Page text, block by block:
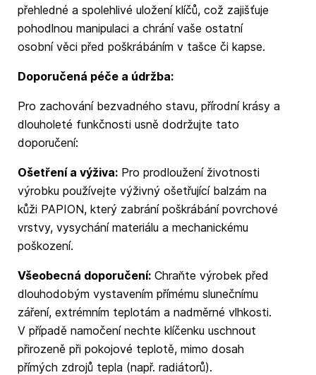
přehledné a spolehlivé uložení klíčů, což zajišťuje
pohodlnou manipulaci a chrání vaše ostatní
osobní věci před poškrábáním v tašce či kapse.
Doporučená péče a údržba:
Pro zachování bezvadného stavu, přírodní krásy a
dlouholeté funkčnosti usně dodržujte tato
doporučení:
Ošetření a výživa:Pro prodloužení životnosti
výrobku používejte výživný ošetřující balzám na
kůži PAPION, který zabrání poškrábání povrchové
vrstvy, vysychání materiálu a mechanickému
poškození.
Všeobecná doporučení:Chraňte výrobek před
dlouhodobým vystavením přímému slunečnímu
záření, extrémním teplotám a nadměrné vlhkosti.
V případě namočení nechte klíčenku uschnout
přirozeně při pokojové teplotě, mimo dosah
přímých zdrojů tepla (např. radiátorů).